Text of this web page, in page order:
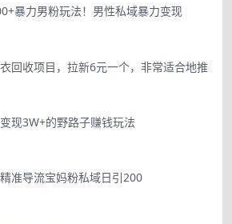
暴力男粉玩法！男性私域暴力变现
回收项目，拉新6元一个，非常适合地推
现3W+的野路子赚钱玩法
准导流宝妈粉私域日引200